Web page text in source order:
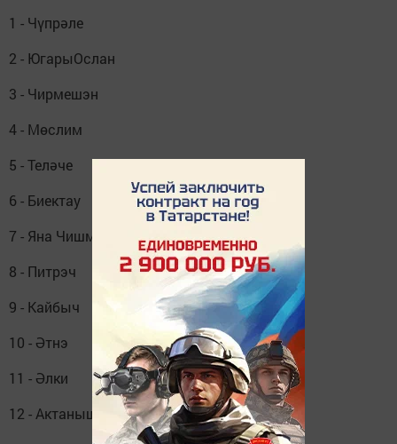
1 - Чүпрәле
2 - ЮгарыОслан
3 - Чирмешэн
4 - Мөслим
5 - Теләче
6 - Биектау
7 - Яна Чишмэ
8 - Питрэч
9 - Кайбыч
10 - Әтнэ
11 - Әлки
12 - Актаныш